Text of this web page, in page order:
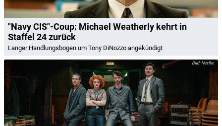
"Navy CIS"-Coup: Michael Weatherly kehrt in
Staffel 24 zurück
Langer Handlungsbogen um Tony DiNozzo angekündigt
Netflix